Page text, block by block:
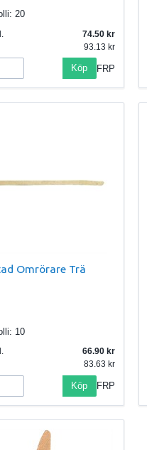
20
74.50
93.13
Köp FRP
Omrörare Trä
10
66.90
83.63
Köp FRP